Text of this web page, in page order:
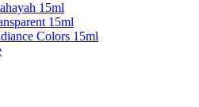
15ml
15ml
Colors 15ml